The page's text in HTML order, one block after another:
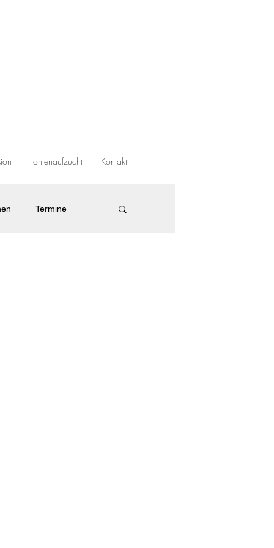
Fohlenaufzucht Kontakt
Termine